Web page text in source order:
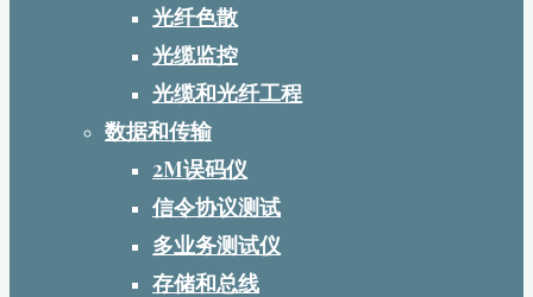
光纤色散
光缆监控
光缆和光纤工程
数据和传输
2M误码仪
信令协议测试
多业务测试仪
存储和总线